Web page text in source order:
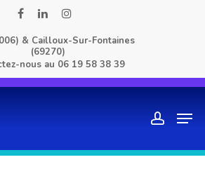
facebooklinkedininstagram
& Cailloux-Sur-Fontaines
(69270)
nous au 06 19 58 38 39